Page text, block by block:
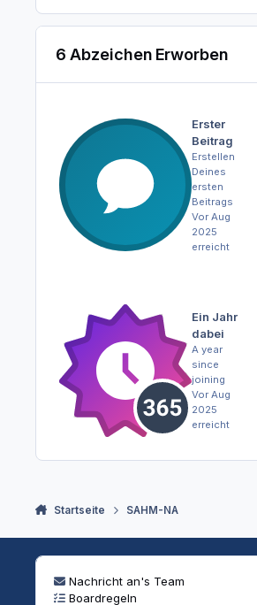
6 Abzeichen Erworben
Erster
Beitrag
Erstellen
Deines
ersten
Beitrags
Vor Aug
2025
erreicht
Ein Jahr
dabei
A year
since
joining
Vor Aug
2025
erreicht
Startseite SAHM-NA
Nachricht an's Team
Boardregeln